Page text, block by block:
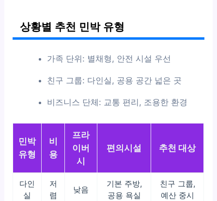
상황별 추천 민박 유형
가족 단위: 별채형, 안전 시설 우선
친구 그룹: 다인실, 공용 공간 넓은 곳
비즈니스 단체: 교통 편리, 조용한 환경
민박
유형
비
용
프라
이버
시
편의시설 추천 대상
다인
실
저
렴
낮음
기본 주방,
공용 욕실
친구 그룹,
예산 중시